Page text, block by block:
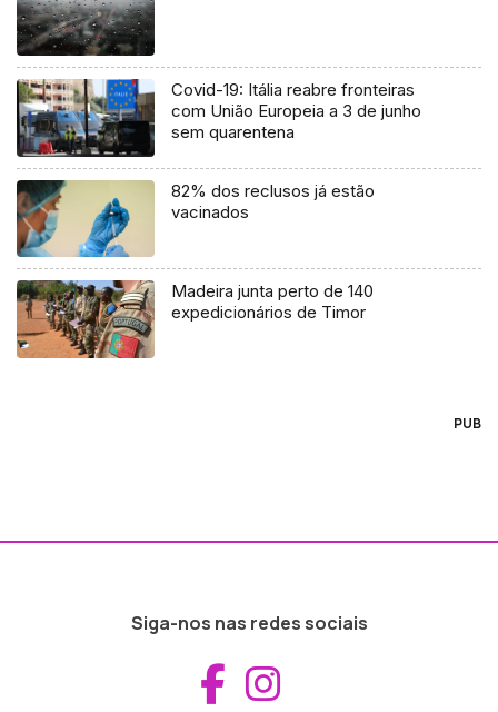
Covid-19: Itália reabre fronteiras
com União Europeia a 3 de junho
sem quarentena
82% dos reclusos já estão
vacinados
Madeira junta perto de 140
expedicionários de Timor
PUB
Siga-nos nas redes sociais
Aceder ao